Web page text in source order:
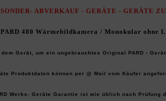
ABVERKAUF - GERÄTE - GERÄTE
480 Wärmebildkamera / Monokular ohne
Gerät, um ein ungebrauchtes Original PARD -
Produktdaten können per @ Mail vom Käufer
Werks- Geräte Garantie ist wie üblich nach